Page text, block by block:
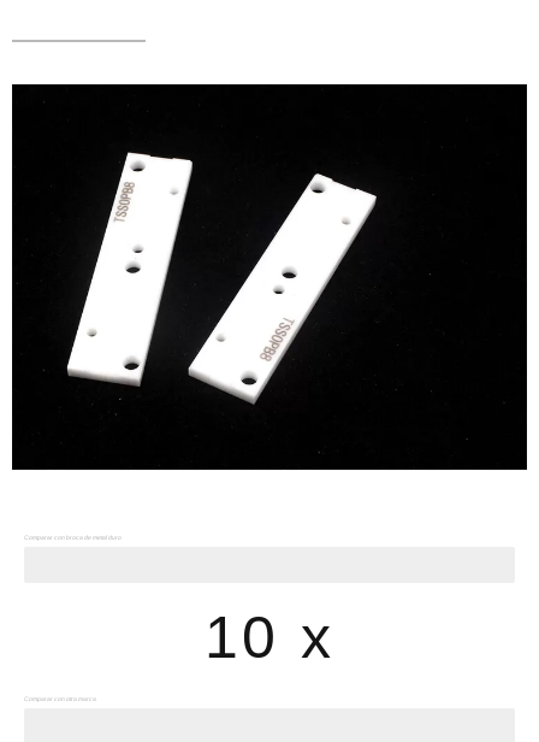
Comparar con broca de metal duro
10 x
Comparar con otra marca